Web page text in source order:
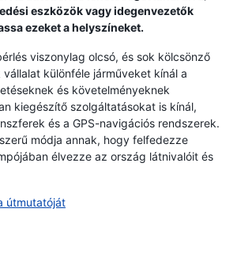
eszközök vagy idegenvezetők
ezeket a helyszíneket.
viszonylag olcsó, és sok kölcsönző
különféle járműveket kínál a
és követelményeknek
kiegészítő szolgáltatásokat is kínál,
és a GPS-navigációs rendszerek.
módja annak, hogy felfedezze
élvezze az ország látnivalóit és
útmutatóját